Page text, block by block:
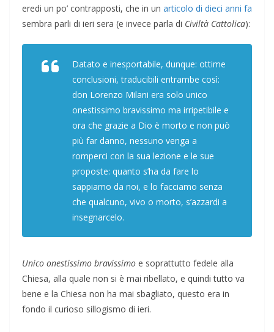
eredi un po’ contrapposti, che in un articolo di dieci anni fa
sembra parli di ieri sera (e invece parla di Civiltà Cattolica):
Datato e inesportabile, dunque: ottime
conclusioni, traducibili entrambe così:
don Lorenzo Milani era solo unico
onestissimo bravissimo ma irripetibile e
ora che grazie a Dio è morto e non può
più far danno, nessuno venga a
romperci con la sua lezione e le sue
proposte: quanto s’ha da fare lo
sappiamo da noi, e lo facciamo senza
che qualcuno, vivo o morto, s’azzardi a
insegnarcelo.
Unico onestissimo bravissimo e soprattutto fedele alla
Chiesa, alla quale non si è mai ribellato, e quindi tutto va
bene e la Chiesa non ha mai sbagliato, questo era in
fondo il curioso sillogismo di ieri.